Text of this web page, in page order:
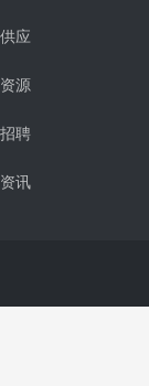
供应
资源
招聘
资讯